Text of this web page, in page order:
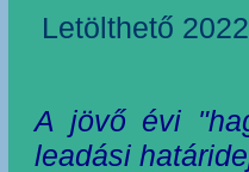
Letölthető
A jövő évi
leadási